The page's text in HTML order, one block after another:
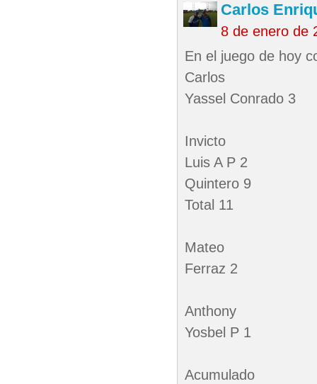
Carlos
8 de enero de
En el juego de hoy
Carlos
Yassel Conrado 3
Invicto
Luis A P 2
Quintero 9
Total 11
Mateo
Ferraz 2
Anthony
Yosbel P 1
Acumulado